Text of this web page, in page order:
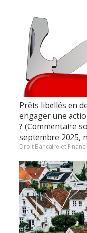
Prêts libellés en
engager une
? (Commentaire
septembre 2025,
Droit Bancaire et